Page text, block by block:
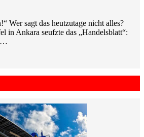
Wer sagt das heutzutage nicht alles?
in Ankara seufzte das „Handelsblatt“: